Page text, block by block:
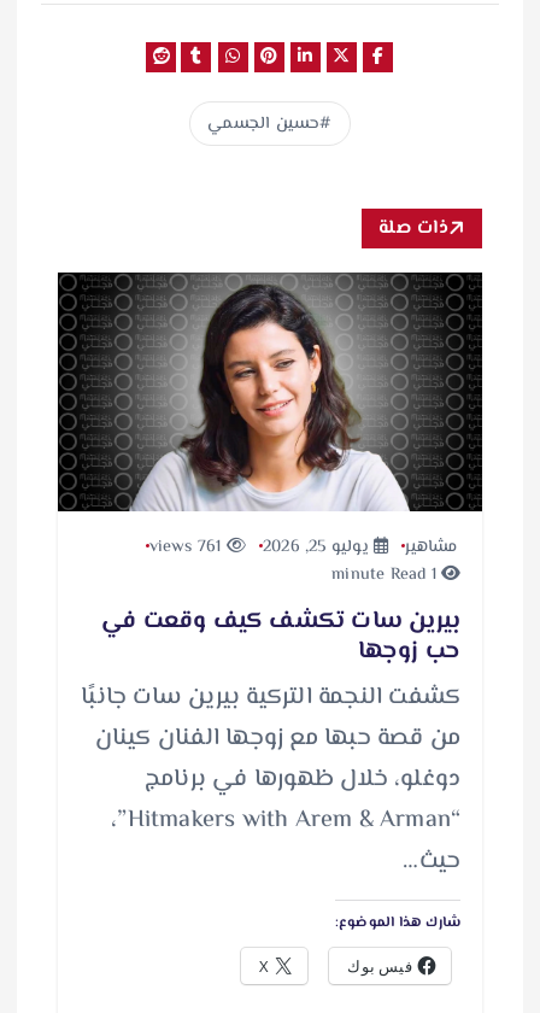
حسين الجسمي
ذات صلة
مشاهير يوليو 25, 2026
1 minute Read
بيرين سات تكشف كيف وقعت في
حب زوجها
كشفت النجمة التركية بيرين سات جانبًا
من قصة حبها مع زوجها الفنان كينان
دوغلو، خلال ظهورها في برنامج
“Hitmakers with Arem & Arman”،
حيث…
شارك هذا الموضوع:
فيس بوك X